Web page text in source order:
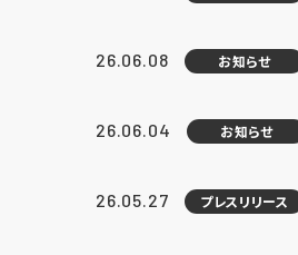
26.06.08 お知らせ
26.06.04 お知らせ
26.05.27 プレスリリース